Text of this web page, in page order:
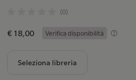
(0)
€ 18,00 Verifica disponibilità
Seleziona libreria